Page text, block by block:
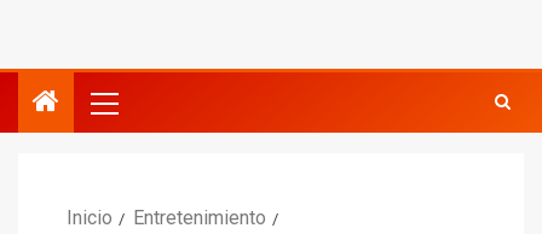
Inicio
Entretenimiento